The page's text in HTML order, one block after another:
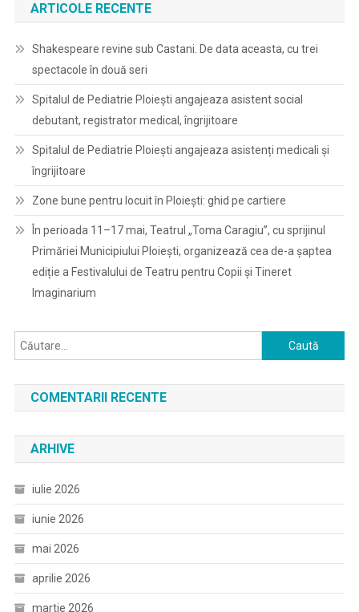
ARTICOLE RECENTE
Shakespeare revine sub Castani. De data aceasta, cu trei
spectacole în două seri
Spitalul de Pediatrie Ploieşti angajeaza asistent social
debutant, registrator medical, îngrijitoare
Spitalul de Pediatrie Ploieşti angajeaza asistenți medicali și
îngrijitoare
Zone bune pentru locuit în Ploiești: ghid pe cartiere
În perioada 11–17 mai, Teatrul „Toma Caragiu”, cu sprijinul
Primăriei Municipiului Ploiești, organizează cea de-a șaptea
ediție a Festivalului de Teatru pentru Copii și Tineret
Imaginarium
Caută
după:
COMENTARII RECENTE
ARHIVE
iulie 2026
iunie 2026
mai 2026
aprilie 2026
martie 2026